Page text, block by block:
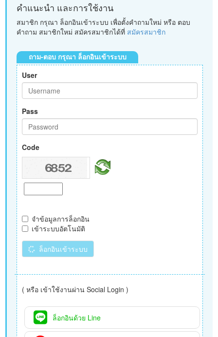
คำแนะนำ และการใช้งาน
สมาชิก กรุณา ล็อกอินเข้าระบบ เพื่อตั้งคำถามใหม่ หรือ ตอบ
คำถาม สมาชิกใหม่ สมัครสมาชิกได้ที่ สมัครสมาชิก
ถาม-ตอบ กรุณา ล็อกอินเข้าระบบ
User
Pass
Code
จำข้อมูลการล็อกอิน
เข้าระบบอัตโนมัติ
ล็อกอินเข้าระบบ
( หรือ เข้าใช้งานผ่าน Social Login )
ล็อกอินด้วย Line